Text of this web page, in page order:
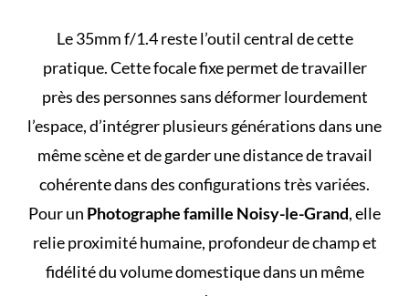
Le 35mm f/1.4 reste l’outil central de cette
pratique. Cette focale fixe permet de travailler
près des personnes sans déformer lourdement
l’espace, d’intégrer plusieurs générations dans une
même scène et de garder une distance de travail
cohérente dans des configurations très variées.
Pour un Photographe famille Noisy-le-Grand, elle
relie proximité humaine, profondeur de champ et
fidélité du volume domestique dans un même